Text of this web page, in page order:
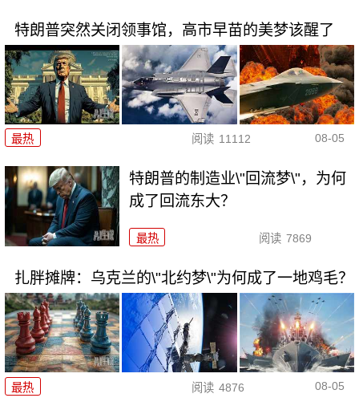
特朗普突然关闭领事馆，高市早苗的美梦该醒了
最热 阅读 11112 08-05
特朗普的制造业\"回流梦\"，为何
成了回流东大？
最热 阅读 7869
扎胖摊牌：乌克兰的\"北约梦\"为何成了一地鸡毛？
最热 阅读 4876 08-05